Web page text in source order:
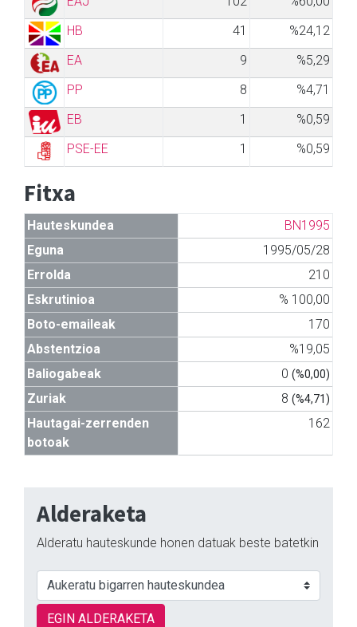
HB
41
%24,12
EA
9
%5,29
PP
8
%4,71
EB
1
%0,59
PSE-EE
1 %0,59
Fitxa
Hauteskundea
BN1995
Eguna
1995/05/28
Errolda
210
Eskrutinioa
% 100,00
Boto-emaileak
170
Abstentzioa
%19,05
Baliogabeak
0 (%0,00)
Zuriak 8 (%4,71)
Hautagai-zerrenden
botoak
162
Alderaketa
Alderatu hauteskunde honen datuak beste batetkin
EGIN ALDERAKETA